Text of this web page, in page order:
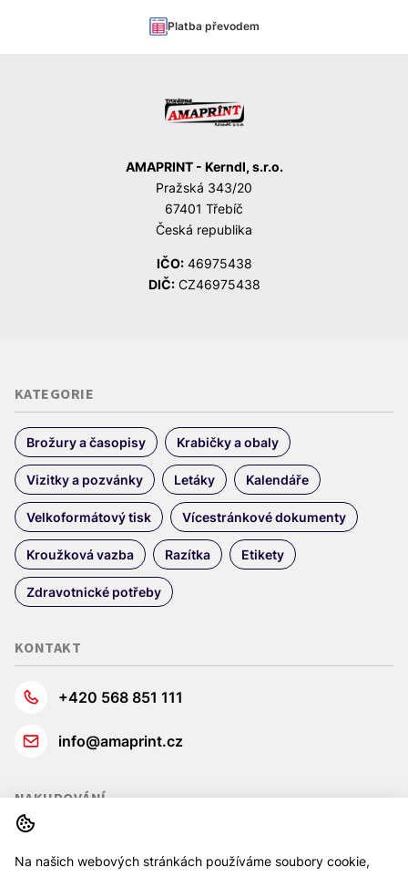
Platba převodem
AMAPRINT - Kerndl, s.r.o.
Pražská 343/20
67401 Třebíč
Česká republika
IČO:46975438
DIČ:CZ46975438
KATEGORIE
Brožury a časopisy Krabičky a obaly
Vizitky a pozvánky Letáky Kalendáře
Velkoformátový tisk Vícestránkové dokumenty
Kroužková vazba Razítka Etikety
Zdravotnické potřeby
KONTAKT
+420 568 851 111
info@amaprint.cz
NAKUPOVÁNÍ
Obchodní podmínky
Ochrana osobních údajů
Na našich webových stránkách používáme soubory cookie,